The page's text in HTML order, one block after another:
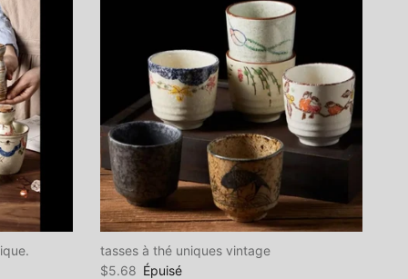
tasses à thé uniques vintage
$5.68 Épuisé